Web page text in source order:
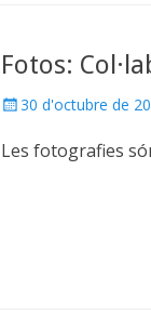
Fotos:
Posted
30 d'octubre de
Les fotografies